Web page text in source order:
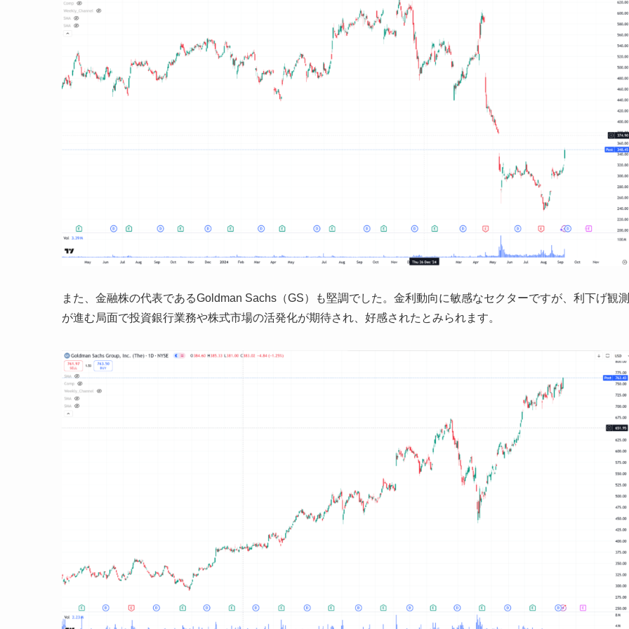
また、金融株の代表であるGoldman Sachs（GS）も堅調でした。金利動向に敏感なセクターですが、利下げ観測
が進む局面で投資銀行業務や株式市場の活発化が期待され、好感されたとみられます。